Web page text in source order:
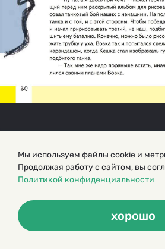
Мы используем файлы cookie и
Продолжая работу с сайтом, вы
Политикой конфиденциальности
хорошо